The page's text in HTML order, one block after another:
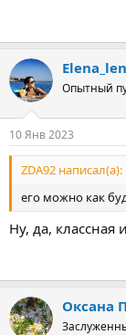
Опытный
10 Янв 2023
ZDA92 написал(а):
его можно как
Ну, да, классная
Оксана